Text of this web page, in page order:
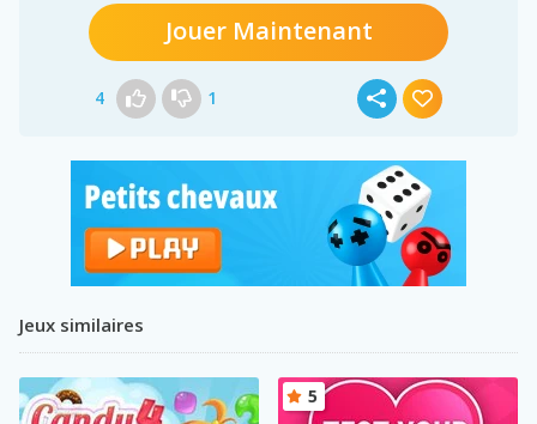
Jouer Maintenant
4 1
Jeux similaires
5